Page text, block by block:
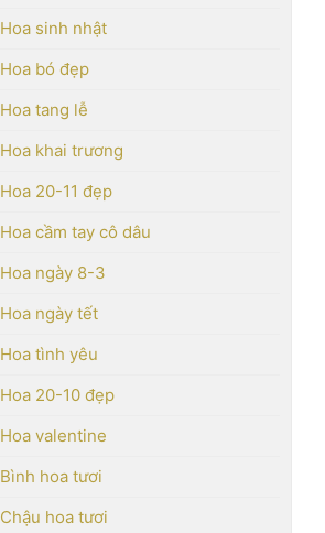
Hoa sinh nhật
Hoa bó đẹp
Hoa tang lễ
Hoa khai trương
Hoa 20-11 đẹp
Hoa cầm tay cô dâu
Hoa ngày 8-3
Hoa ngày tết
Hoa tình yêu
Hoa 20-10 đẹp
Hoa valentine
Bình hoa tươi
Chậu hoa tươi